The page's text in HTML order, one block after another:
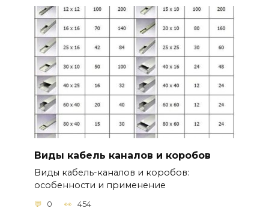
Виды кабель каналов и коробов
Виды кабель-каналов и коробов:
особенности и применение
0 454